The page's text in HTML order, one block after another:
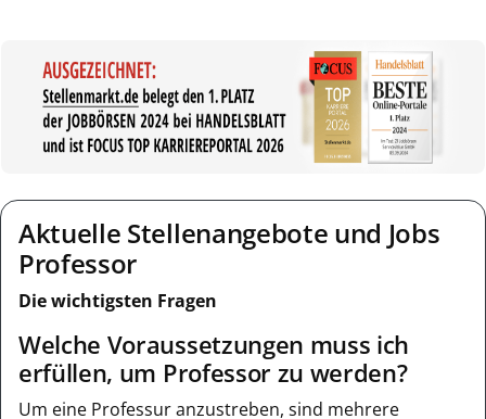
Aktuelle Stellenangebote und Jobs
Professor
Die wichtigsten Fragen
Welche Voraussetzungen muss ich
erfüllen, um Professor zu werden?
Um eine Professur anzustreben, sind mehrere